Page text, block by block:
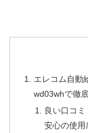
エレコム自動
wd03whで徹
良い口コ
安心の使用